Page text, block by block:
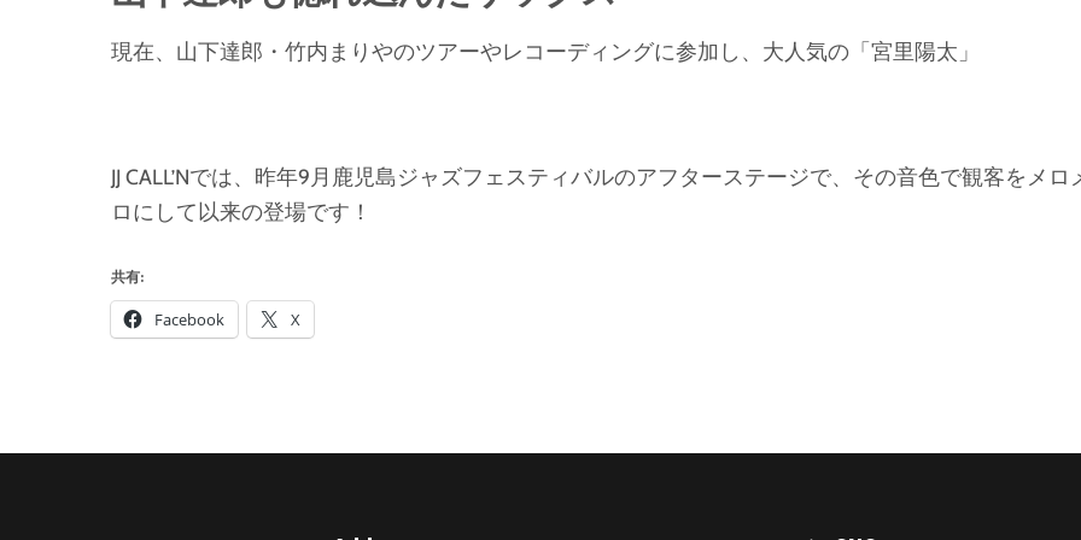
現在、山下達郎・竹内まりやのツアーやレコーディングに参加し、大人気の「宮里陽太」
JJ CALL’Nでは、昨年9月鹿児島ジャズフェスティバルのアフターステージで、その音色で観客をメロ
ロにして以来の登場です！
共有:
Facebook X